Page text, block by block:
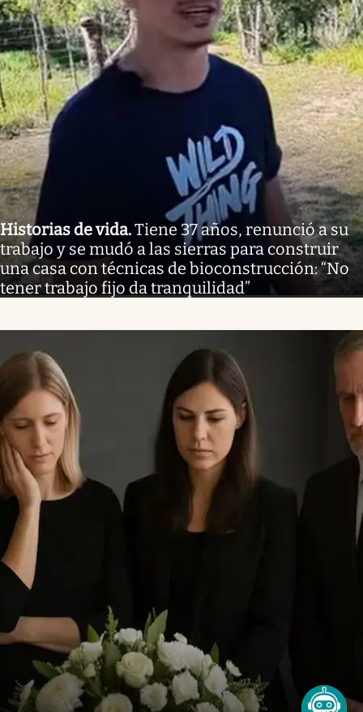
Historias de vida.Tiene 37 años, renunció a su
trabajo y se mudó a las sierras para construir
una casa con técnicas de bioconstrucción: “No
tener trabajo fijo da tranquilidad”